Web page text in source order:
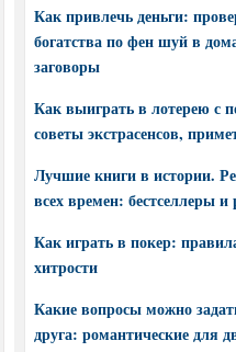
Как привлечь деньги:
богатства по фен шуй в
заговоры
Как выиграть в лотерею с
советы экстрасенсов,
Лучшие книги в истории.
всех времен:
Как играть в покер:
хитрости
Какие вопросы можно
друга: романтические для